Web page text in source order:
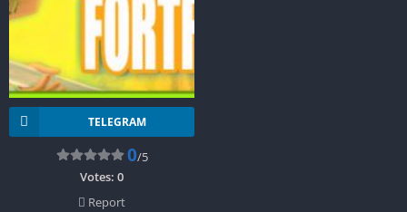
TELEGRAM
0/5
Votes: 0
Report